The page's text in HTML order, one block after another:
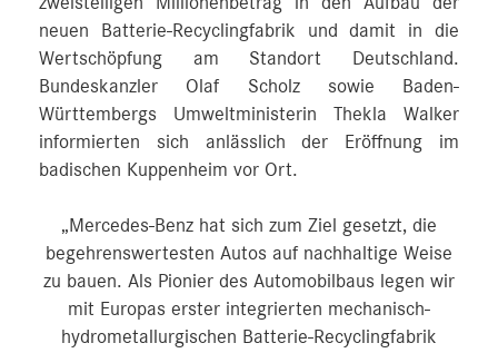
neuen Batterie-Recyclingfabrik und damit in die
Wertschöpfung am Standort Deutschland.
Bundeskanzler Olaf Scholz sowie Baden-
Württembergs Umweltministerin Thekla Walker
informierten sich anlässlich der Eröffnung im
badischen Kuppenheim vor Ort.
„Mercedes-Benz hat sich zum Ziel gesetzt, die
begehrenswertesten Autos auf nachhaltige Weise
zu bauen. Als Pionier des Automobilbaus legen wir
mit Europas erster integrierten mechanisch-
hydrometallurgischen Batterie-Recyclingfabrik